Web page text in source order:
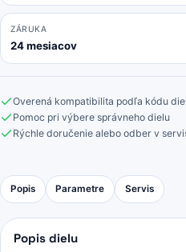
ZÁRUKA
24 mesiacov
Overená kompatibilita podľa kódu
Pomoc pri výbere správneho dielu
Rýchle doručenie alebo odber v
Popis Parametre Servis
Popis dielu